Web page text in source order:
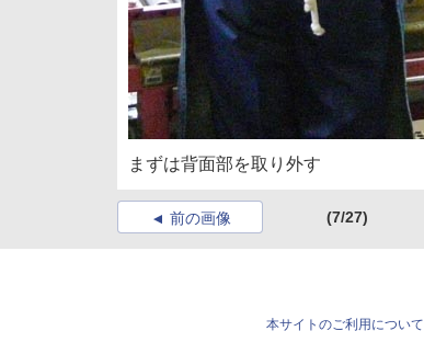
まずは背面部を取り外す
前の画像 (7/27)
本サイトのご利用について